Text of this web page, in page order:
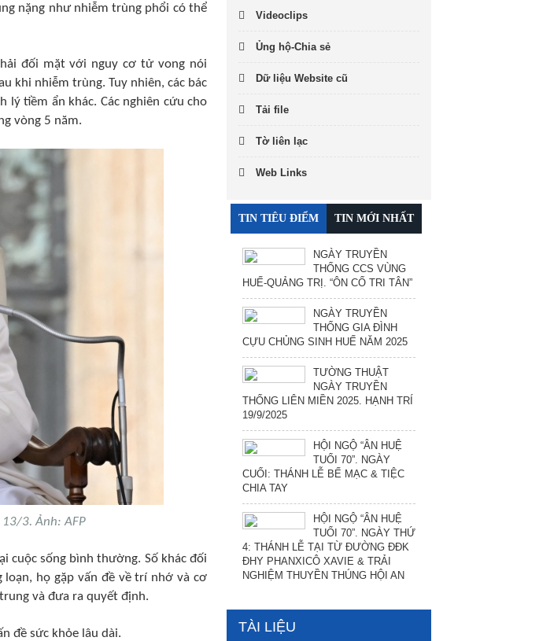
nặng như nhiễm trùng phổi có thể
đối mặt với nguy cơ tử vong nói
khi nhiễm trùng. Tuy nhiên, các bác
tiềm ẩn khác. Các nghiên cứu cho
vòng 5 năm.
3. Ảnh: AFP
cuộc sống bình thường. Số khác đối
loạn, họ gặp vấn đề về trí nhớ và cơ
và đưa ra quyết định.
đề sức khỏe lâu dài.
Videoclips
Ủng hộ-Chia sẻ
Dữ liệu Website cũ
Tải file
Tờ liên lạc
Web Links
TIN TIÊU ĐIỂM TIN MỚI NHẤT
NGÀY TRUYỀN
THỐNG CCS VÙNG
HUẾ-QUẢNG TRỊ. “ÔN CỐ TRI TÂN”
NGÀY TRUYỀN
THỐNG GIA ĐÌNH
CỰU CHỦNG SINH HUẾ NĂM 2025
TƯỜNG THUẬT
NGÀY TRUYỀN
THỐNG LIÊN MIỀN 2025. HẠNH TRÍ
19/9/2025
HỘI NGỘ “ÂN HUỆ
TUỔI 70”. NGÀY
CUỐI: THÁNH LỄ BẾ MẠC & TIỆC
CHIA TAY
HỘI NGỘ “ÂN HUỆ
TUỔI 70”. NGÀY THỨ
4: THÁNH LỄ TẠI TỪ ĐƯỜNG ĐĐK
ĐHY PHANXICÔ XAVIE & TRẢI
NGHIỆM THUYỀN THÚNG HỘI AN
TÀI LIỆU